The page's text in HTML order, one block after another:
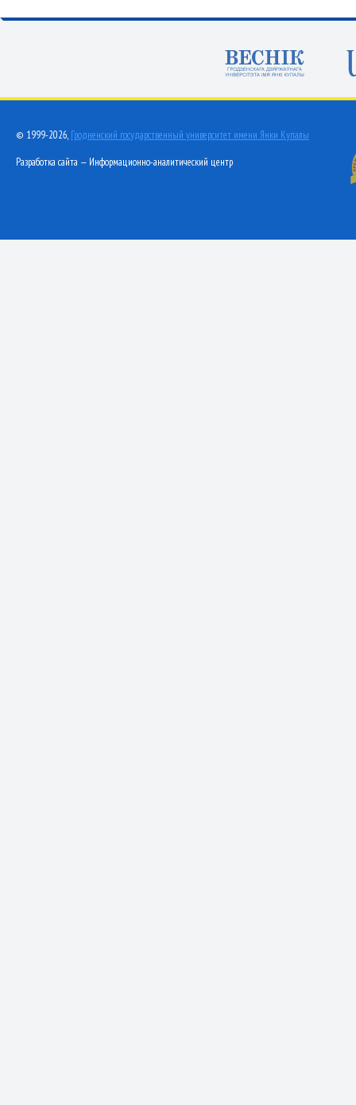
© 1999-2026, Гродненский государственный университет имени Янки Купалы
Разработка сайта — Информационно-аналитический центр